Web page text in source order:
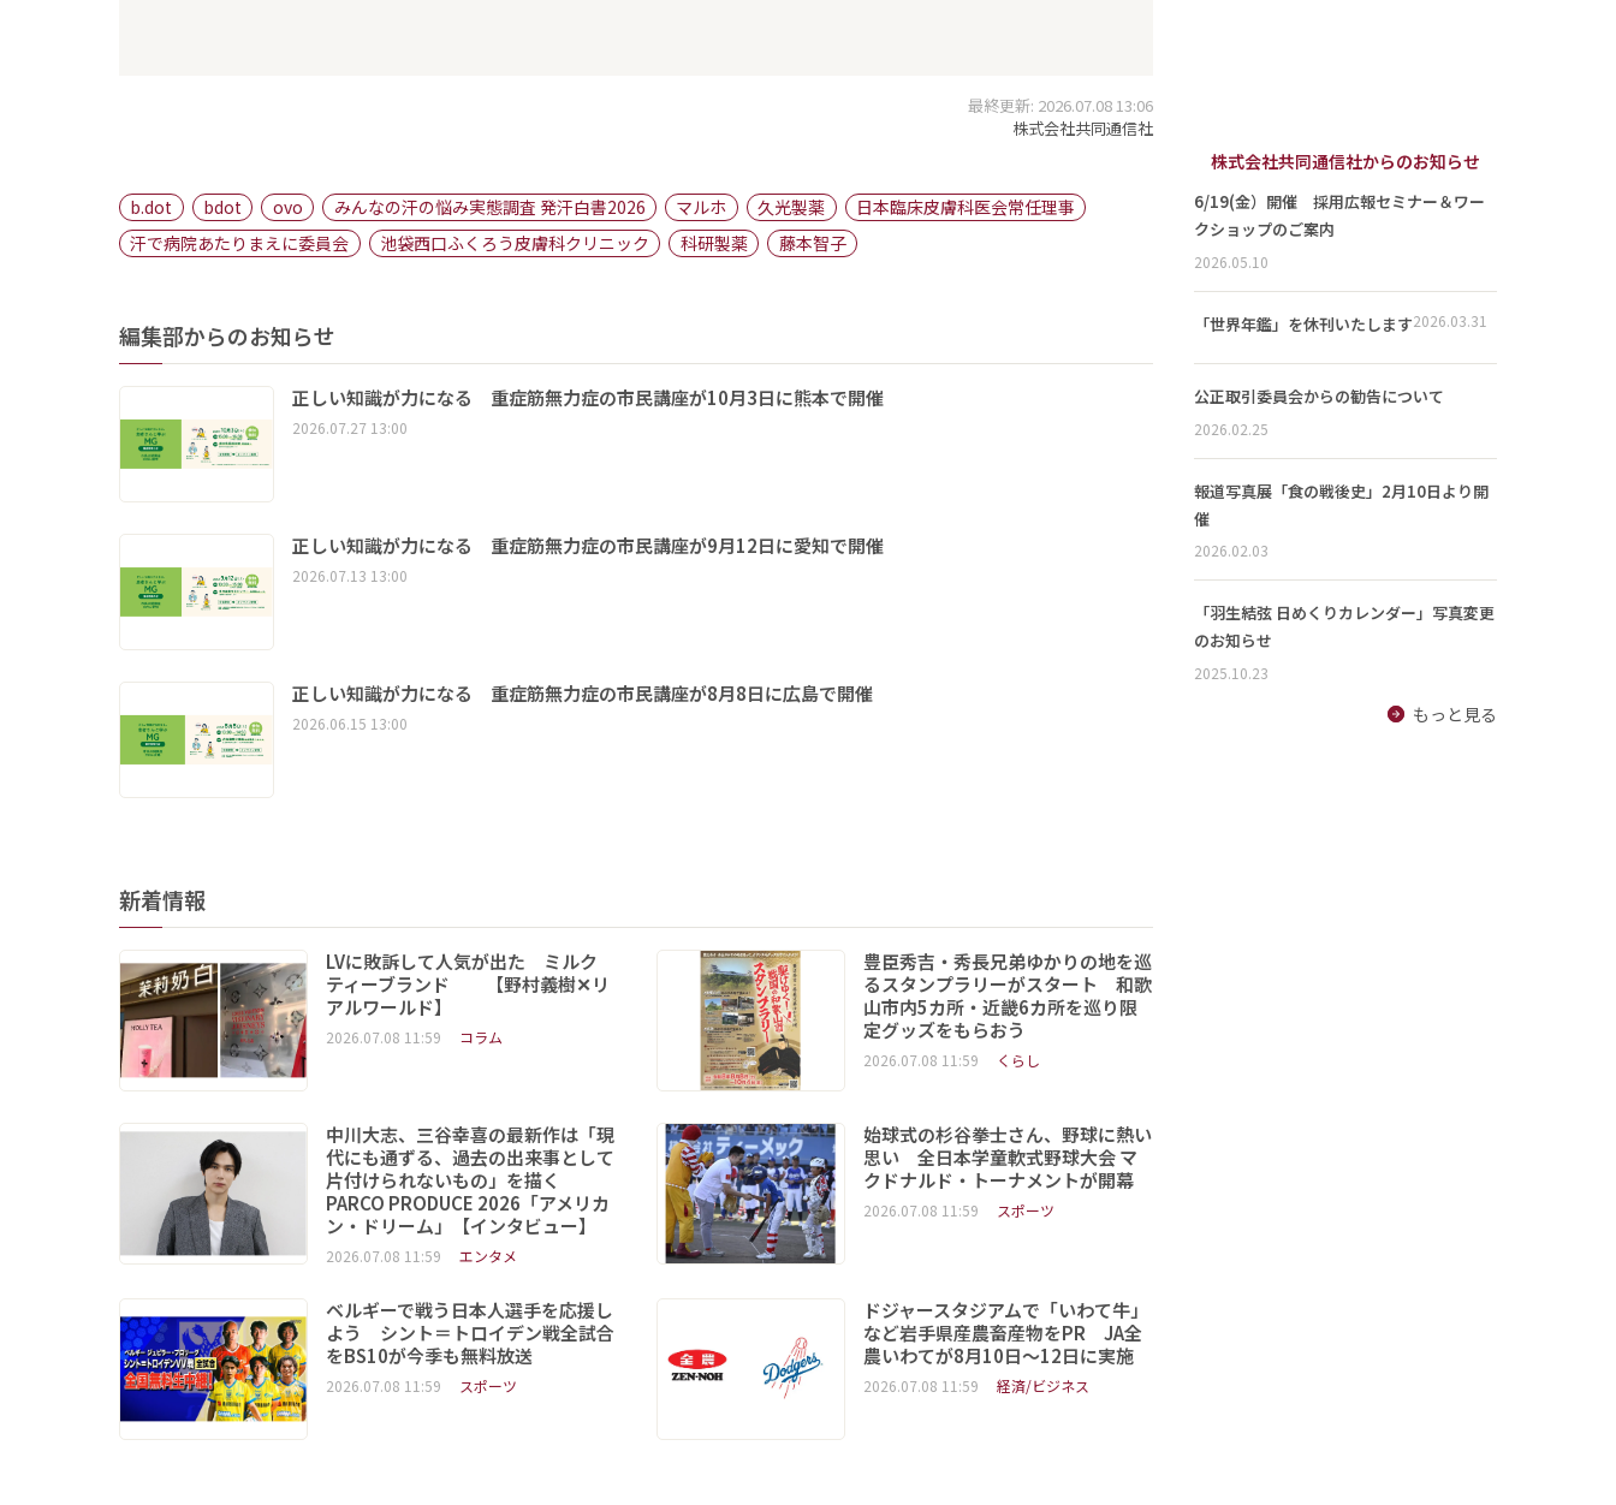
最終更新: 2026.07.08 13:06
株式会社共同通信社
b.dot bdot ovo みんなの汗の悩み実態調査 発汗白書2026 マルホ 久光製薬
日本臨床皮膚科医会常任理事
汗で病院あたりまえに委員会
池袋西口ふくろう皮膚科クリニック 科研製薬 藤本智子
編集部からのお知らせ
正しい知識が力になる 重症筋無力症の市民講座が10月3日に熊本で開催
2026.07.27 13:00
正しい知識が力になる 重症筋無力症の市民講座が9月12日に愛知で開催
2026.07.13 13:00
正しい知識が力になる 重症筋無力症の市民講座が8月8日に広島で開催
2026.06.15 13:00
新着情報
LVに敗訴して人気が出た ミルク
ティーブランド 【野村義樹✕リ
アルワールド】
2026.07.08 11:59 コラム
豊臣秀吉・秀長兄弟ゆかりの地を巡
るスタンプラリーがスタート 和歌
山市内5カ所・近畿6カ所を巡り限
定グッズをもらおう
2026.07.08 11:59 くらし
中川大志、三谷幸喜の最新作は「現
代にも通ずる、過去の出来事として
片付けられないもの」を描く
PARCO PRODUCE 2026「アメリカ
ン・ドリーム」【インタビュー】
2026.07.08 11:59 エンタメ
始球式の杉谷拳士さん、野球に熱い
思い 全日本学童軟式野球大会 マ
クドナルド・トーナメントが開幕
2026.07.08 11:59 スポーツ
ベルギーで戦う日本人選手を応援し
よう シント＝トロイデン戦全試合
をBS10が今季も無料放送
2026.07.08 11:59 スポーツ
ドジャースタジアムで「いわて牛」
など岩手県産農畜産物をPR JA全
農いわてが8月10日～12日に実施
2026.07.08 11:59 経済/ビジネス
株式会社共同通信社からのお知らせ
6/19(金）開催 採用広報セミナー＆ワー
クショップのご案内
2026.05.10
「世界年鑑」を休刊いたします2026.03.31
公正取引委員会からの勧告について
2026.02.25
報道写真展「食の戦後史」2月10日より開
催
2026.02.03
「羽生結弦 日めくりカレンダー」写真変更
のお知らせ
2025.10.23
もっと見る